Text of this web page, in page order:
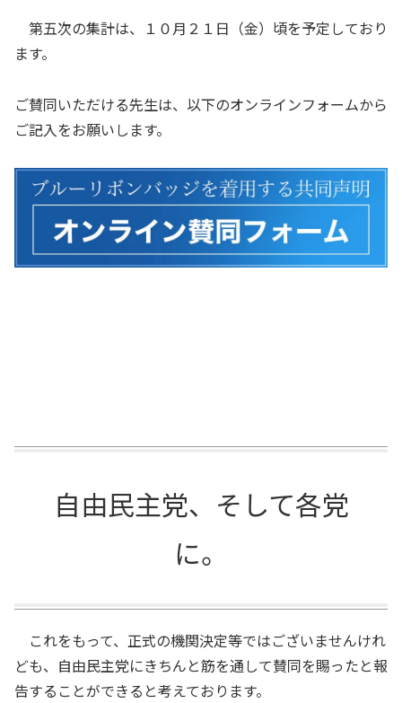
第五次の集計は、１０月２１日（金）頃を予定しており
ます。
ご賛同いただける先生は、以下のオンラインフォームから
ご記入をお願いします。
自由民主党、そして各党
に。
これをもって、正式の機関決定等ではございませんけれ
ども、自由民主党にきちんと筋を通して賛同を賜ったと報
告することができると考えております。